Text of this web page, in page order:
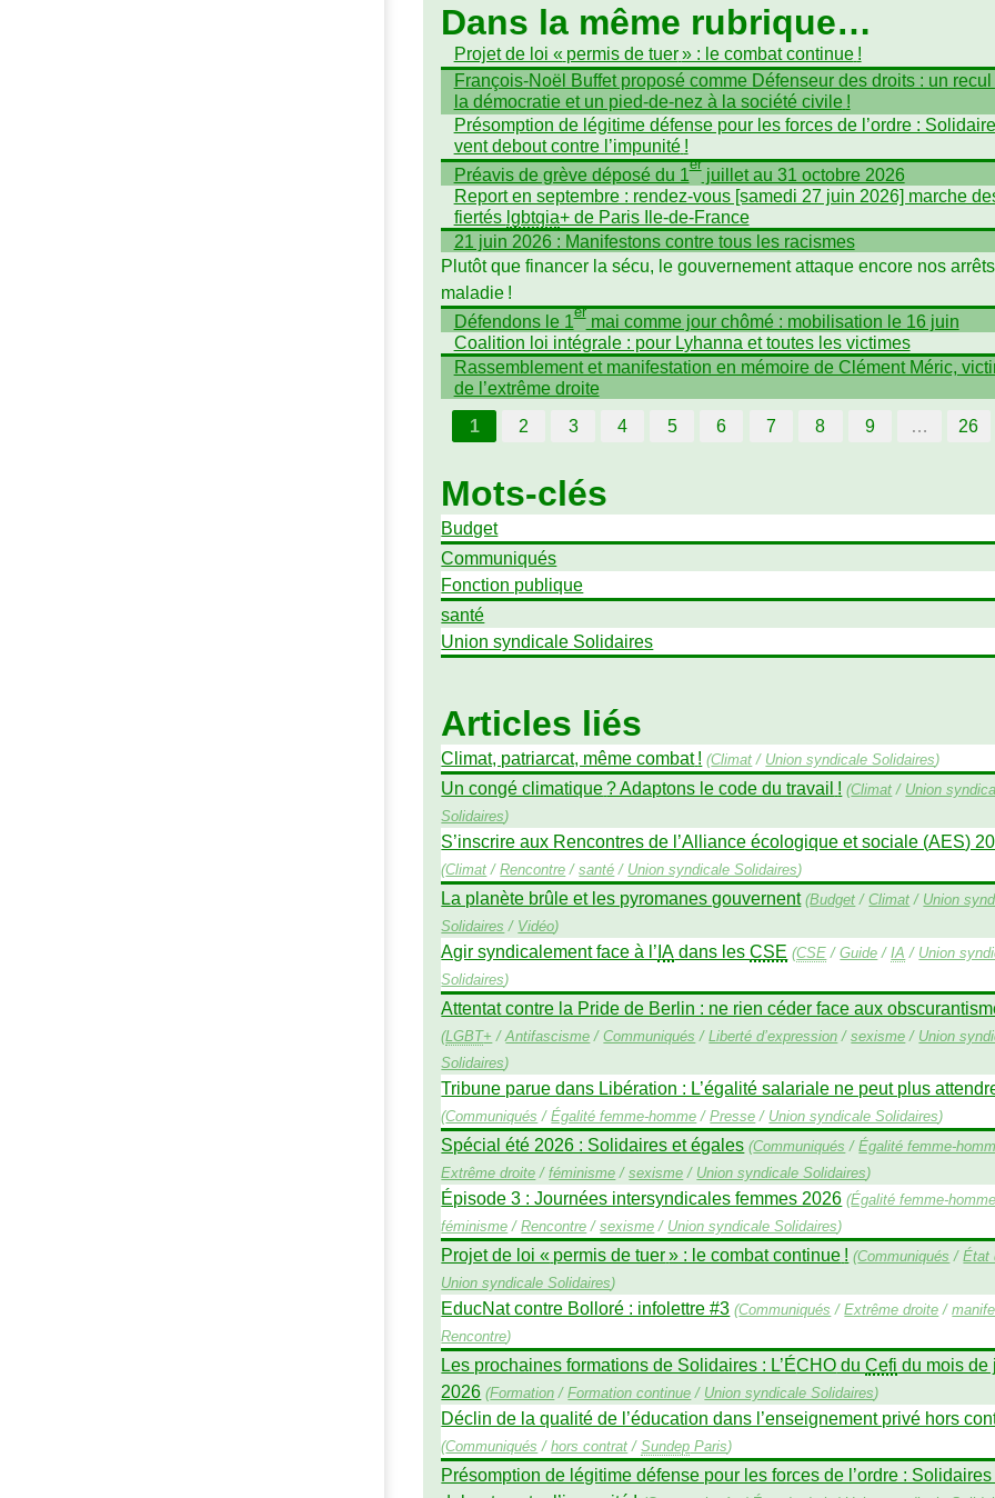
Dans la même rubrique…
Projet de loi « permis de tuer» : le combat continue !
François-Noël Buffet proposé comme Défenseur des droits : un recul
la démocratie et un pied-de-nez à la société civile !
Présomption de légitime défense pour les forces de l’ordre :
vent debout contre l’impunité !
Préavis de grève déposé du 1erjuillet au 31 octobre 2026
Report en septembre : rendez-vous [samedi 27 juin 2026] marche
fiertés lgbtqia+ de Paris Ile-de-France
21 juin 2026 : Manifestons contre tous les racismes
Plutôt que financer la sécu, le gouvernement attaque encore nos arrêts
maladie !
Défendons le 1ermai comme jour chômé : mobilisation le 16 juin
Coalition loi intégrale : pour Lyhanna et toutes les victimes
Rassemblement et manifestation en mémoire de Clément Méric,
de l’extrême droite
1
2 3 4 5 6 7 8 9 … 26
Mots-clés
Budget
Communiqués
Fonction publique
santé
Union syndicale Solidaires
Articles liés
Climat, patriarcat, même combat ! (Climat / Union syndicale Solidaires)
Un congé climatique? Adaptons le code du travail ! (Climat / Union
Solidaires)
S’inscrire aux Rencontres de l’Alliance écologique et sociale (AES)
(Climat /Rencontre /santé / Union syndicale Solidaires)
La planète brûle et les pyromanes gouvernent (Budget /Climat / Union
Solidaires / Vidéo)
Agir syndicalement face à l’IA dans lesCSE (CSE /Guide /IA / Union
Solidaires)
Attentat contre la Pride de Berlin : ne rien céder face aux
(LGBT+ /Antifascisme /Communiqués /Liberté d’expression /sexisme / Union
Solidaires)
Tribune parue dans Libération : L’égalité salariale ne peut plus
(Communiqués /Égalité femme-homme /Presse / Union syndicale Solidaires)
Spécial été 2026 : Solidaires et égales (Communiqués /Égalité femme-
Extrême droite /féminisme /sexisme / Union syndicale Solidaires)
Épisode 3 : Journées intersyndicales femmes 2026 (Égalité femme-homme
féminisme /Rencontre /sexisme / Union syndicale Solidaires)
Projet de loi « permis de tuer» : le combat continue ! (Communiqués /État
Union syndicale Solidaires)
EducNat contre Bolloré : infolettre #3 (Communiqués /Extrême droite /
Rencontre)
Les prochaines formations de Solidaires : L’ÉCHO duCefi du mois de
2026 (Formation /Formation continue / Union syndicale Solidaires)
Déclin de la qualité de l’éducation dans l’enseignement privé hors
(Communiqués /hors contrat /Sundep Paris)
Présomption de légitime défense pour les forces de l’ordre :